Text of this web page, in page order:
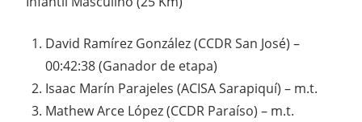
David Ramírez González (CCDR San José) –
00:42:38 (Ganador de etapa)
Isaac Marín Parajeles (ACISA Sarapiquí) – m.t.
Mathew Arce López (CCDR Paraíso) – m.t.